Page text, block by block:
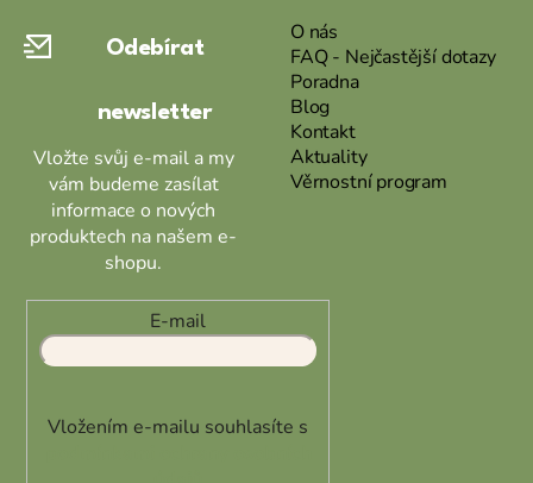
Odebírat
newsletter
Vložte svůj e-mail a my
vám budeme zasílat
informace o nových
produktech na našem e-
shopu.
E-mail
Vložením e-mailu souhlasíte s
O nás
FAQ - Nejčastější dotazy
Poradna
Blog
Kontakt
Aktuality
Věrnostní program